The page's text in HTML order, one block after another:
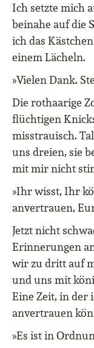
Ich setzte mich
beinahe auf die
ich das
einem Lächeln.
»Vielen Dank.
Die rothaarige
flüchtigen
misstrauisch.
uns dreien, sie
mit mir nicht
»Ihr wisst, Ihr
anvertrauen,
Jetzt nicht
Erinnerungen
wir zu dritt auf
und uns mit
Eine Zeit, in der
anvertrauen
»Es ist in